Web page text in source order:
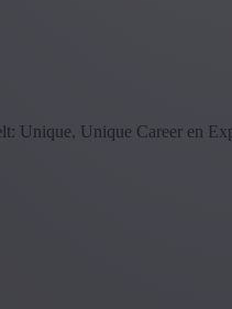
Unique, Unique Career en